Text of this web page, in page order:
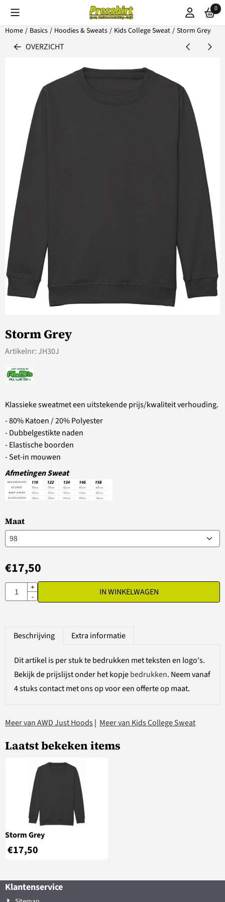
Cookievoorkeuren zijn beschikbaar. Kies instellingen of sta alle 0
Home / Basics / Hoodies & Sweats / Kids College Sweat / Storm Grey
OVERZICHT
Storm Grey
Artikelnr:JH30J
Klassieke sweatmet een uitstekende prijs/kwaliteit verhouding.
- 80% Katoen / 20% Polyester
- Dubbelgestikte naden
- Elastische boorden
- Set-in mouwen
Afmetingen Sweat
Maat
€17,50
Aantal
+
-
IN WINKELWAGEN
Beschrijving Extra informatie
Dit artikel is per stuk te bedrukken met teksten en logo's.
Bekijk de prijslijst onder het kopjebedrukken. Neem vanaf
4 stuks contact met ons op voor een offerte op maat.
Meer van AWD Just Hoods| Meer van Kids College Sweat
Laatst bekeken items
Storm Grey
€17,50
Klantenservice